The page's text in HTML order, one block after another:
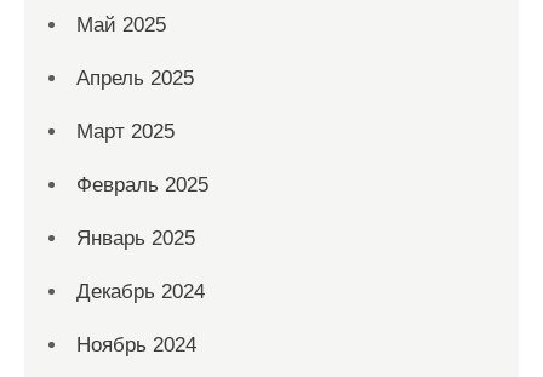
Май 2025
Апрель 2025
Март 2025
Февраль 2025
Январь 2025
Декабрь 2024
Ноябрь 2024